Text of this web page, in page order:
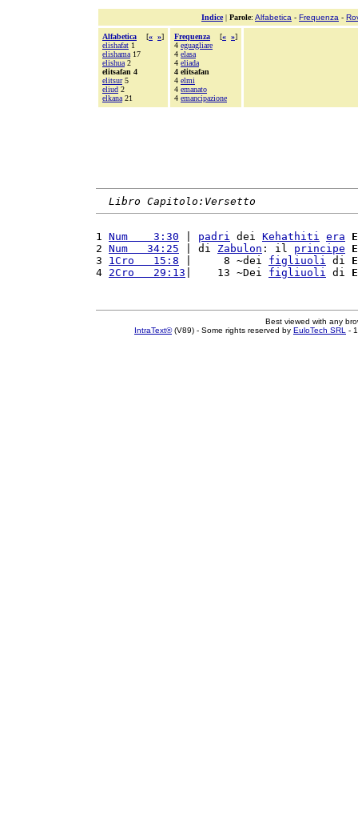
Indice| Parole: Alfabetica - Frequenza -
Alfabetica [« »]
elishafat 1
elishama 17
elishua 2
elitsafan 4
elitsur5
eliud 2
elkana 21
Frequenza [« »]
4 eguagliare
4 elasa
4 eliada
4 elitsafan
4 elmi
4 emanato
4 emancipazione
Libro Capitolo:Versetto
1 Num    3:30 padri dei Kehathiti era
2 Num   34:25 | di Zabulon : il principe
3 1Cro   15:8 |     8 ~dei figliuoli di
4 2Cro   29:13 |    13 ~Dei figliuoli di
Best viewed with any
IntraText®(V89) - Some rights reserved by EuloTech SRL -